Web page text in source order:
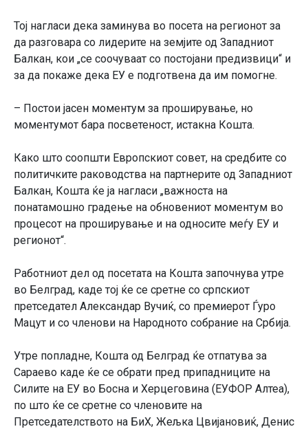
Тој нагласи дека заминува во посета на регионот за
да разговара со лидерите на земјите од Западниот
Балкан, кои „се соочуваат со постојани предизвици“ и
за да покаже дека ЕУ е подготвена да им помогне.
– Постои јасен моментум за проширување, но
моментумот бара посветеност, истакна Кошта.
Како што соопшти Европскиот совет, на средбите со
политичките раководства на партнерите од Западниот
Балкан, Кошта ќе ја нагласи „важноста на
понатамошно градење на обновениот моментум во
процесот на проширување и на односите меѓу ЕУ и
регионот“.
Работниот дел од посетата на Кошта започнува утре
во Белград, каде тој ќе се сретне со српскиот
претседател Александар Вучиќ, со премиерот Ѓуро
Мацут и со членови на Народното собрание на Србија.
Утре попладне, Кошта од Белград ќе отпатува за
Сараево каде ќе се обрати пред припадниците на
Силите на ЕУ во Босна и Херцеговина (ЕУФОР Алтеа),
по што ќе се сретне со членовите на
Претседателството на БиХ, Жељка Цвијановиќ, Денис